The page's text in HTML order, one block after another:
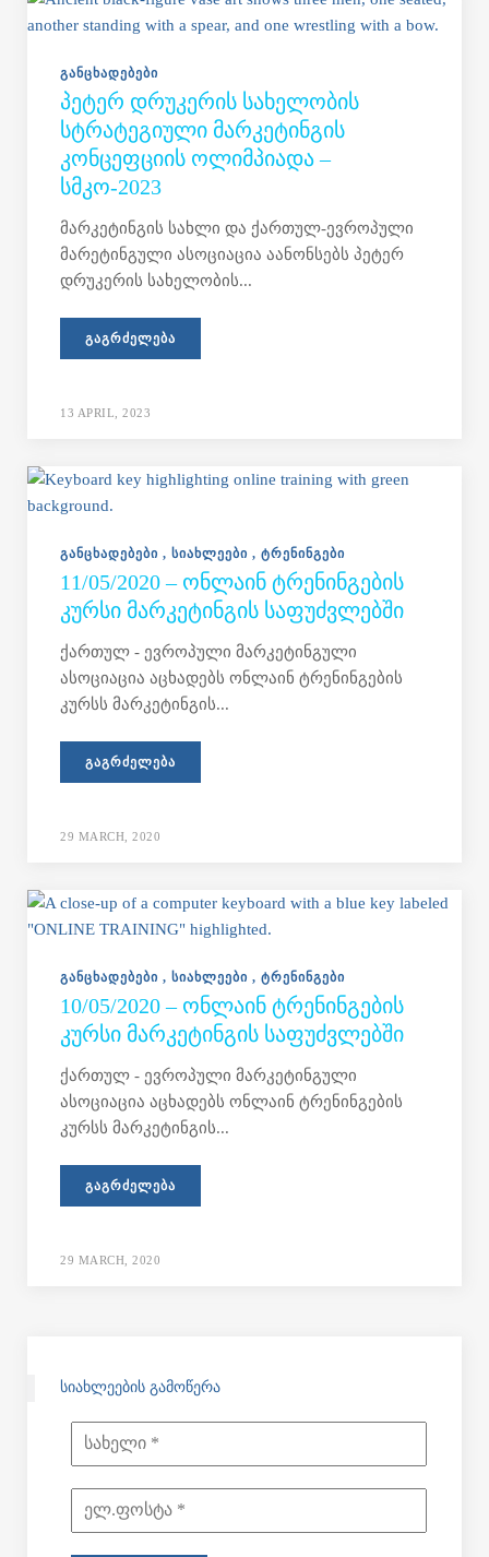
ᲒᲐᲜᲪᲮᲐᲓᲔᲑᲔᲑᲘ
ᲞᲔᲢᲔᲠ ᲓᲠᲣᲙᲔᲠᲘᲡ ᲡᲐᲮᲔᲚᲝᲑᲘᲡ
ᲡᲢᲠᲐᲢᲔᲒᲘᲣᲚᲘ ᲛᲐᲠᲙᲔᲢᲘᲜᲒᲘᲡ
ᲙᲝᲜᲪᲔᲤᲪᲘᲘᲡ ᲝᲚᲘᲛᲞᲘᲐᲓᲐ –
ᲡᲛᲙᲝ-2023
მარკეტინგის სახლი და ქართულ-ევროპული
მარეტინგული ასოციაცია აანონსებს პეტერ
დრუკერის სახელობის...
ᲒᲐᲒᲠᲫᲔᲚᲔᲑᲐ
13 APRIL, 2023
ᲒᲐᲜᲪᲮᲐᲓᲔᲑᲔᲑᲘ ᲡᲘᲐᲮᲚᲔᲔᲑᲘ ᲢᲠᲔᲜᲘᲜᲒᲔᲑᲘ
11/05/2020 – ᲝᲜᲚᲐᲘᲜ ᲢᲠᲔᲜᲘᲜᲒᲔᲑᲘᲡ
ᲙᲣᲠᲡᲘ ᲛᲐᲠᲙᲔᲢᲘᲜᲒᲘᲡ ᲡᲐᲤᲣᲫᲕᲚᲔᲑᲨᲘ
ქართულ - ევროპული მარკეტინგული
ასოციაცია აცხადებს ონლაინ ტრენინგების
კურსს მარკეტინგის...
ᲒᲐᲒᲠᲫᲔᲚᲔᲑᲐ
29 MARCH, 2020
ᲒᲐᲜᲪᲮᲐᲓᲔᲑᲔᲑᲘ ᲡᲘᲐᲮᲚᲔᲔᲑᲘ ᲢᲠᲔᲜᲘᲜᲒᲔᲑᲘ
10/05/2020 – ᲝᲜᲚᲐᲘᲜ ᲢᲠᲔᲜᲘᲜᲒᲔᲑᲘᲡ
ᲙᲣᲠᲡᲘ ᲛᲐᲠᲙᲔᲢᲘᲜᲒᲘᲡ ᲡᲐᲤᲣᲫᲕᲚᲔᲑᲨᲘ
ქართულ - ევროპული მარკეტინგული
ასოციაცია აცხადებს ონლაინ ტრენინგების
კურსს მარკეტინგის...
ᲒᲐᲒᲠᲫᲔᲚᲔᲑᲐ
29 MARCH, 2020
ᲡᲘᲐᲮᲚᲔᲔᲑᲘᲡ ᲒᲐᲛᲝᲬᲔᲠᲐ